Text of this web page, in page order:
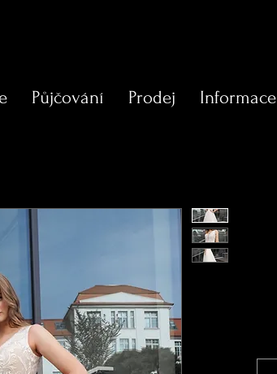
Půjčování Prodej Informace